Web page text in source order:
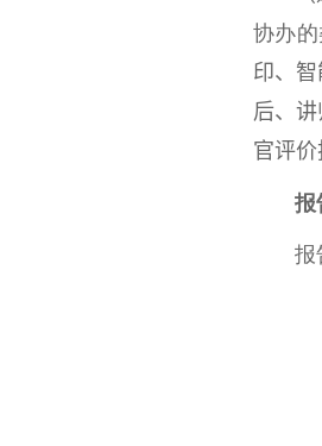
协办
印、
后、
官评
报
报